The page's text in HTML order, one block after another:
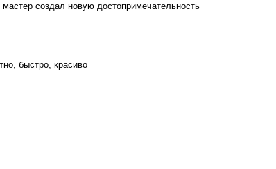
создал новую достопримечательность
быстро, красиво